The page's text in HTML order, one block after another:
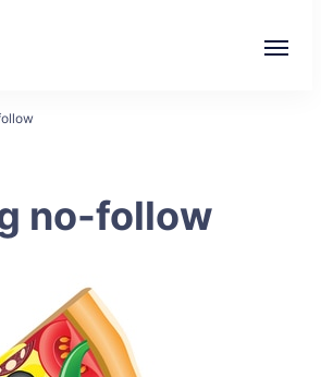
no-follow